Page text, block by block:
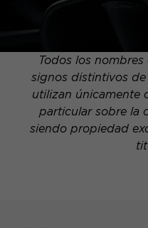
Todos los
signos distintivos
utilizan únicamente
particular sobre la
siendo propiedad